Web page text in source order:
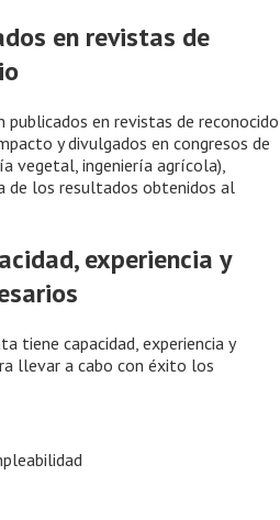
en revistas de
en revistas de reconocido
y divulgados en congresos de
vegetal, ingeniería agrícola),
de los resultados obtenidos al
experiencia y
tiene capacidad, experiencia y
llevar a cabo con éxito los